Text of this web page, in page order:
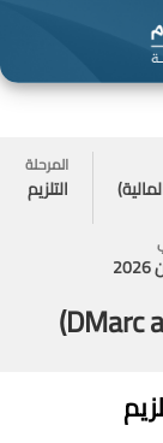
المرحلة
التلزيم